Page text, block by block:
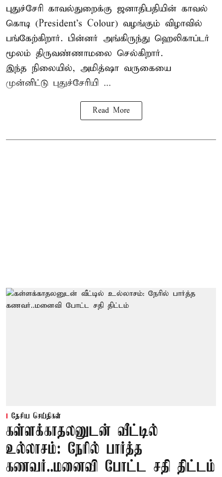
புதுச்சேரி காவல்துறைக்கு ஜனாதிபதியின் காவல்
கொடி (President's Colour) வழங்கும் விழாவில்
பங்கேற்கிறார். பின்னர் அங்கிருந்து ஹெலிகாப்டர்
மூலம் திருவண்ணாமலை செல்கிறார்.
இந்த நிலையில், அமித்ஷா வருகையை
முன்னிட்டு புதுச்சேரியி ...
Read More
தேசிய செய்திகள்
கள்ளக்காதலனுடன் வீட்டில்
உல்லாசம்: நேரில் பார்த்த
கணவர்..மனைவி போட்ட சதி திட்டம்